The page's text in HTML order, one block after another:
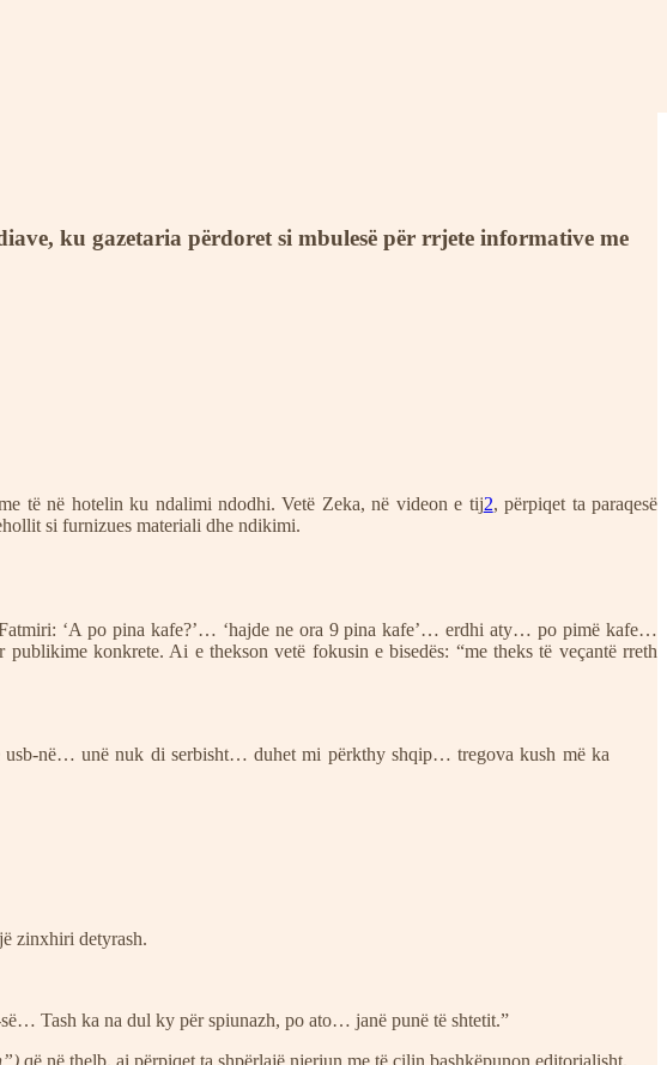
ku gazetaria përdoret si mbulesë për rrjete informative me
të në hotelin ku ndalimi ndodhi. Vetë Zeka, në videon e tij2, përpiqet ta paraqesë
si furnizues materiali dhe ndikimi.
‘A po pina kafe?’… ‘hajde ne ora 9 pina kafe’… erdhi aty… po pimë kafe…
konkrete. Ai e thekson vetë fokusin e bisedës: “me theks të veçantë rreth
usb-në… unë nuk di serbisht… duhet mi përkthy shqip… tregova kush më ka
zinxhiri detyrash.
Tash ka na dul ky për spiunazh, po ato… janë punë të shtetit.”
që në thelb, ai përpiqet ta shpërlajë njeriun me të cilin bashkëpunon editorialisht.